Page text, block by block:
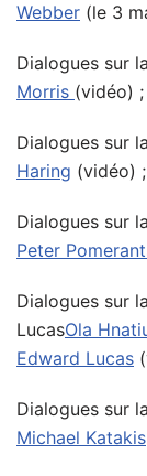
Webber (le 3
Dialogues sur
Morris (vidéo) ;
Dialogues sur
Haring (vidéo) ;
Dialogues sur
Peter
Dialogues sur
LucasOla
Edward Lucas
Dialogues sur
Michael Katakis